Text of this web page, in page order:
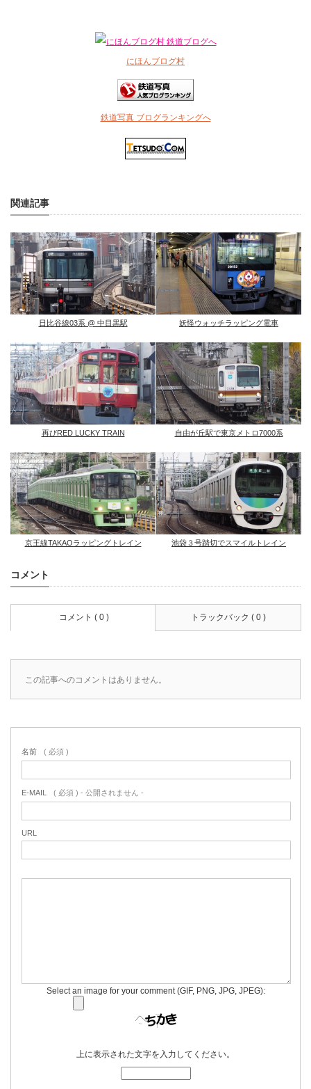
にほんブログ村
鉄道写真 ブログランキングへ
関連記事
日比谷線03系 @ 中目黒駅 妖怪ウォッチラッピング電車
再びRED LUCKY TRAIN 自由が丘駅で東京メトロ7000系
京王線TAKAOラッピングトレイン 池袋３号踏切でスマイルトレイン
コメント
コメント ( 0 ) トラックバック ( 0 )
この記事へのコメントはありません。
名前 ( 必須 )
E-MAIL ( 必須 ) - 公開されません -
URL
Select an image for your comment (GIF, PNG, JPG, JPEG):
上に表示された文字を入力してください。